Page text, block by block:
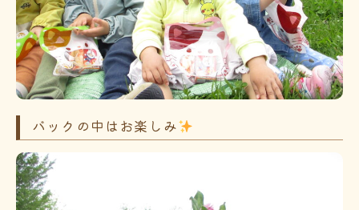
バックの中はお楽しみ